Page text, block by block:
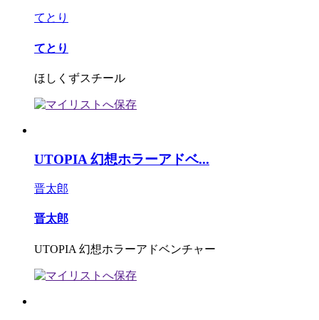
てとり
てとり
ほしくずスチール
UTOPIA 幻想ホラーアドベ...
晋太郎
晋太郎
UTOPIA 幻想ホラーアドベンチャー